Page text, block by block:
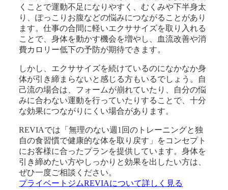
くことで運動不足になりやすく、むくみや下半身太
り、ぽっこりお腹などの悩みにつながることがあり
ます。仕事の合間に軽いエクササイズを取り入れる
ことで、身体を動かす機会を増やし、血流改善や消
費カロリー低下の予防が期待できます。
しかし、エクササイズを続けているのになかなか身
体が引き締まらないと感じる方もいるでしょう。自
己流の場合は、フォームが崩れていたり、自分の悩
みに合わない運動を行っていたりすることで、十分
な効果につながりにくい場合があります。
REVIAでは「無理のない週1回のトレーニングと独
自の食習慣で健康的な体を取り戻す」をコンセプト
にお客様に合ったプランを提供しています。身体を
引き締めたい方やしっかりと効果を出したい方は、
ぜひ一度ご相談ください。
プライベートジムREVIAについて詳しく見る